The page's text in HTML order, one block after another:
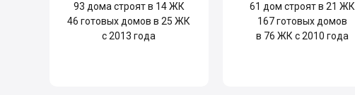
93 дома строят в 14 ЖК
46 готовых домов в 25 ЖК
с 2013 года
61 дом строят в 21 ЖК
167готовых домов
в 76 ЖК с 2010 года